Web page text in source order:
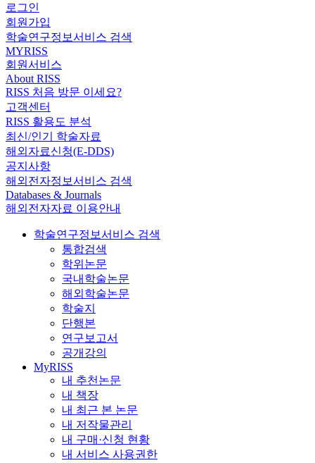
로그인
회원가입
학술연구정보서비스 검색
MYRISS
회원서비스
About RISS
RISS 처음 방문 이세요?
고객센터
RISS 활용도 분석
최신/인기 학술자료
해외자료신청(E-DDS)
공지사항
해외전자정보서비스 검색
Databases & Journals
해외전자자료 이용안내
학술연구정보서비스 검색
통합검색
학위논문
국내학술논문
해외학술논문
학술지
단행본
연구보고서
공개강의
MyRISS
내 추천논문
내 책장
내 최근 본 논문
내 저작물관리
내 구매·신청 현황
내 서비스 사용권한